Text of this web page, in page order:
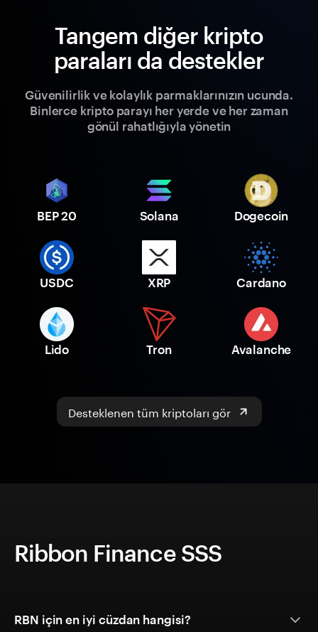
Tangem diğer kripto
paraları da destekler
Güvenilirlik ve kolaylık parmaklarınızın ucunda.
Binlerce kripto parayı her yerde ve her zaman
gönül rahatlığıyla yönetin
BEP 20 Solana Dogecoin
USDC XRP Cardano
Lido Tron Avalanche
Desteklenen tüm kriptoları gör
Ribbon Finance SSS
RBN için en iyi cüzdan hangisi?